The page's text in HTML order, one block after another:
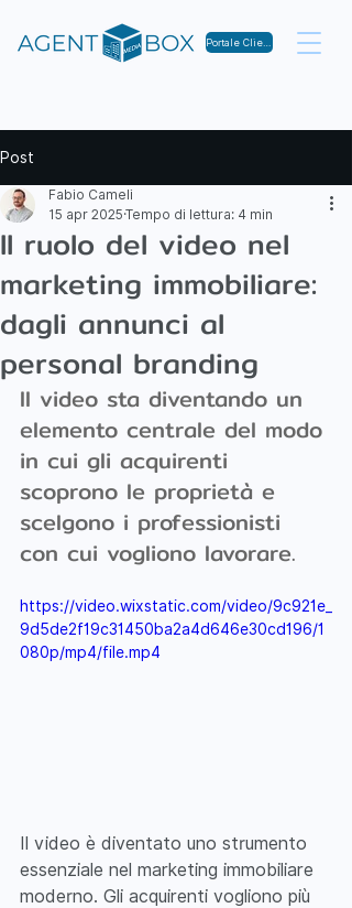
Post
Il ruolo del video nel
marketing immobiliare:
dagli annunci al
personal branding
Fabio Cameli
15 apr 2025 Tempo di lettura: 4 min
Il video sta diventando un
elemento centrale del modo
in cui gli acquirenti
scoprono le proprietà e
scelgono i professionisti
con cui vogliono lavorare.
https://video.wixstatic.com/video/9c921e_
9d5de2f19c31450ba2a4d646e30cd196/1
080p/mp4/file.mp4
Il video è diventato uno strumento
essenziale nel marketing immobiliare
moderno. Gli acquirenti vogliono più